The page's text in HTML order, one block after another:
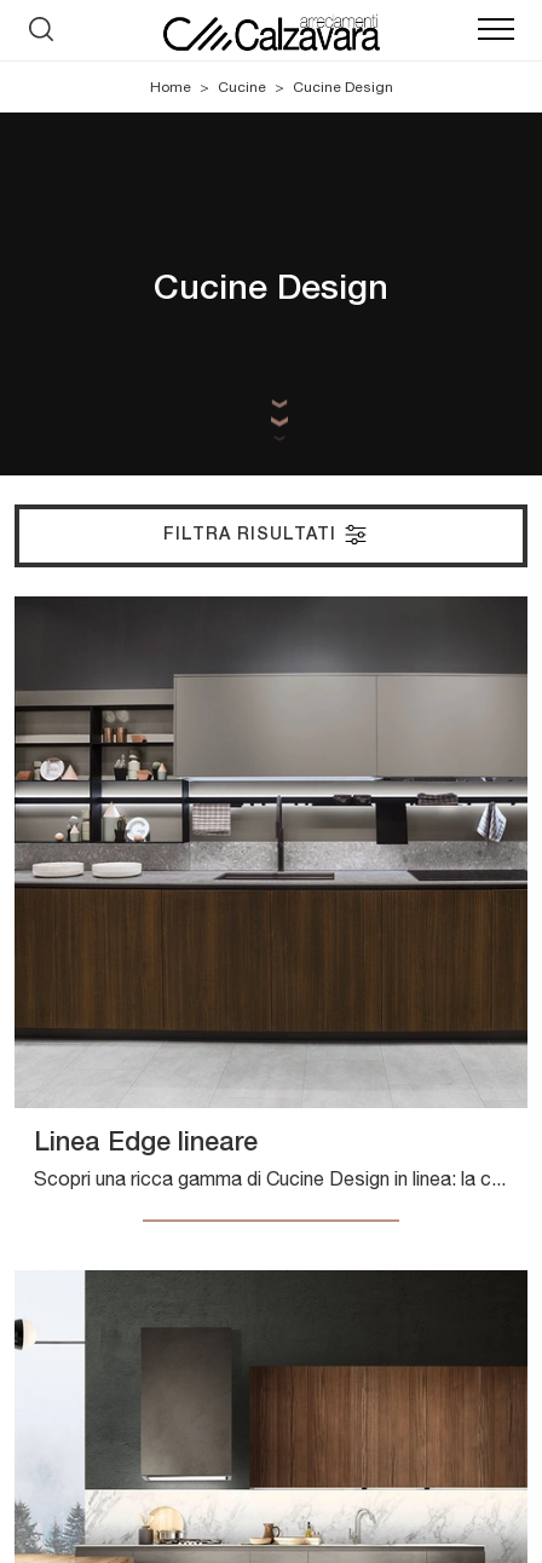
Home > Cucine > Cucine Design
Cucine Design
FILTRA RISULTATI
Linea Edge lineare
Scopri una ricca gamma di Cucine Design in linea: la cucina Linea Edge lineare Composit è oggi disponibile in laminato!